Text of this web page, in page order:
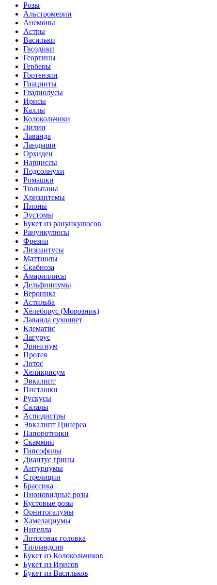
Розы
Альстромерии
Анемоны
Астры
Васильки
Гвоздики
Георгины
Герберы
Гортензии
Гиацинты
Гладиолусы
Ирисы
Каллы
Колокольчики
Лилии
Лаванда
Ландыши
Орхидеи
Нарциссы
Подсолнухи
Ромашки
Тюльпаны
Хризантемы
Пионы
Эустомы
Букет из ранункулюсов
Ранункулюсы
Фрезии
Лизиантусы
Маттиолы
Скабиоза
Амариллисы
Дельфиниумы
Вероника
Астильба
Хелеборус (Морозник)
Лаванда сухоцвет
Клематис
Лагурус
Эрингиум
Протея
Лотос
Хеликрисум
Эвкалипт
Писташки
Рускусы
Салалы
Аспидистры
Эвкалипт Цинереа
Папоротники
Скаммии
Гипсофилы
Диантус грины
Антуриумы
Стрелиции
Брассика
Пионовидные розы
Кустовые розы
Орнитогалумы
Хамелациумы
Нигелла
Лотосовая головка
Тилландсия
Букет из Колокольчиков
Букет из Ирисов
Букет из Васильков